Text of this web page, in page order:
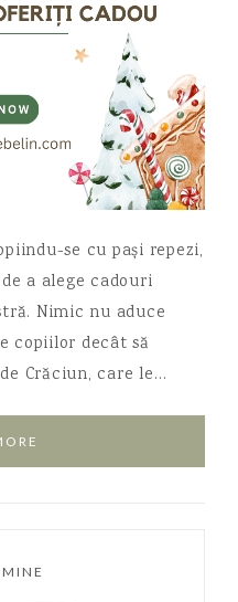
se cu pași repezi,
a alege cadouri
Nimic nu aduce
copiilor decât să
Crăciun, care le…
MINE